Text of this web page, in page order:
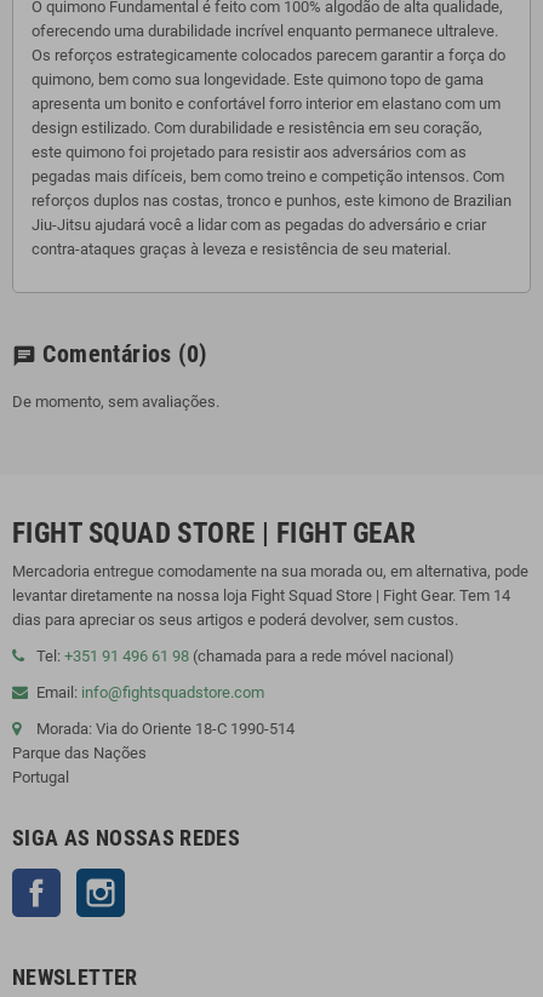
O quimono Fundamental é feito com 100% algodão de alta qualidade,
oferecendo uma durabilidade incrível enquanto permanece ultraleve.
Os reforços estrategicamente colocados parecem garantir a força do
quimono, bem como sua longevidade. Este quimono topo de gama
apresenta um bonito e confortável forro interior em elastano com um
design estilizado. Com durabilidade e resistência em seu coração,
este quimono foi projetado para resistir aos adversários com as
pegadas mais difíceis, bem como treino e competição intensos. Com
reforços duplos nas costas, tronco e punhos, este kimono de Brazilian
Jiu-Jitsu ajudará você a lidar com as pegadas do adversário e criar
contra-ataques graças à leveza e resistência de seu material.
chat Comentários (0)
De momento, sem avaliações.
FIGHT SQUAD STORE | FIGHT GEAR
Mercadoria entregue comodamente na sua morada ou, em alternativa, pode
levantar diretamente na nossa loja Fight Squad Store | Fight Gear. Tem 14
dias para apreciar os seus artigos e poderá devolver, sem custos.
Tel: +351 91 496 61 98 (chamada para a rede móvel nacional)
Email: info@fightsquadstore.com
Morada: Via do Oriente 18-C 1990-514
Parque das Nações
Portugal
SIGA AS NOSSAS REDES
Facebook
NEWSLETTER